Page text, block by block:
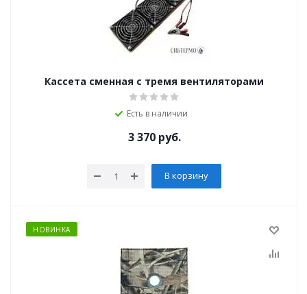
Кассета сменная с тремя вентиляторами
Есть в наличии
3 370руб.
В корзину
НОВИНКА